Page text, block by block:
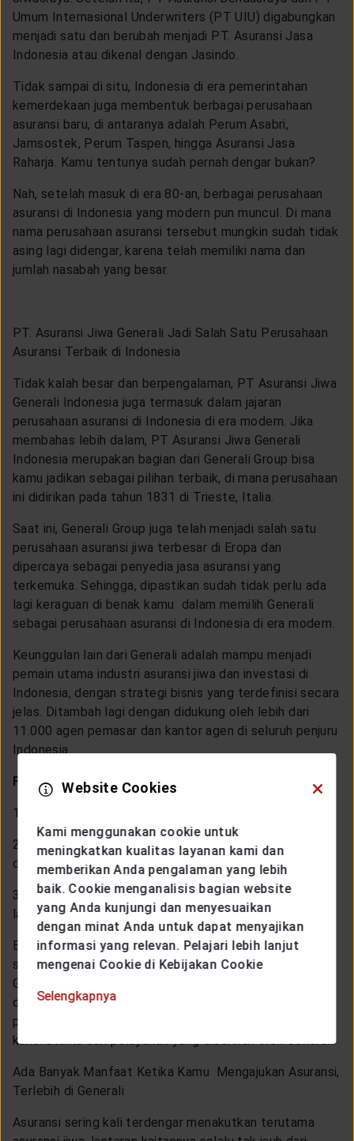
Umum Internasional Underwriters (PT UIU) digabungkan
menjadi satu dan berubah menjadi PT. Asuransi Jasa
Indonesia atau dikenal dengan Jasindo.
Tidak sampai di situ, Indonesia di era pemerintahan
kemerdekaan juga membentuk berbagai perusahaan
asuransi baru, di antaranya adalah Perum Asabri,
Jamsostek, Perum Taspen, hingga Asuransi Jasa
Raharja. Kamu tentunya sudah pernah dengar bukan?
Nah, setelah masuk di era 80-an, berbagai perusahaan
asuransi di Indonesia yang modern pun muncul. Di mana
nama perusahaan asuransi tersebut mungkin sudah tidak
asing lagi didengar, karena telah memiliki nama dan
jumlah nasabah yang besar.
PT. Asuransi Jiwa Generali Jadi Salah Satu Perusahaan
Asuransi Terbaik di Indonesia
Tidak kalah besar dan berpengalaman, PT Asuransi Jiwa
Generali Indonesia juga termasuk dalam jajaran
perusahaan asuransi di Indonesia di era modern. Jika
membahas lebih dalam, PT Asuransi Jiwa Generali
Indonesia merupakan bagian dari Generali Group bisa
kamu jadikan sebagai pilihan terbaik, di mana perusahaan
ini didirikan pada tahun 1831 di Trieste, Italia.
Saat ini, Generali Group juga telah menjadi salah satu
perusahaan asuransi jiwa terbesar di Eropa dan
dipercaya sebagai penyedia jasa asuransi yang
terkemuka. Sehingga, dipastikan sudah tidak perlu ada
lagi keraguan di benak kamu dalam memilih Generali
sebagai perusahaan asuransi di Indonesia di era modern.
Keunggulan lain dari Generali adalah mampu menjadi
pemain utama industri asuransi jiwa dan investasi di
Indonesia, dengan strategi bisnis yang terdefinisi secara
jelas. Ditambah lagi dengan didukung oleh lebih dari
11.000 agen pemasar dan kantor agen di seluruh penjuru
Indonesia.
Fokus Utama Generali
1. Pengelolaan jalur multi distribusi
2. Pembangunan kemitraan yang berjangka panjang
dengan lembaga keuangan dan distribusi umum
3. Penyediaan produk-produk inovatif superior dan
layanan yang bernilai tambah kepada pelanggan
Berbicara mengenai produk-produk yang inovatif,
sebagai perusahaan asuransi terbaik di Indonesia,
Generali memiliki berbagai macam pilihan produk yang
dapat disesuaikan dengan kebutuhan finansial para
pelanggan. Kemudahan pelanggan pun telah menjadi
kunci utama dari pelayanan yang diberikan oleh Generali.
Ada Banyak Manfaat Ketika Kamu Mengajukan Asuransi,
Terlebih di Generali
Asuransi sering kali terdengar menakutkan terutama
Website Cookies
Kami menggunakan cookie untuk
meningkatkan kualitas layanan kami dan
memberikan Anda pengalaman yang lebih
baik. Cookie menganalisis bagian website
yang Anda kunjungi dan menyesuaikan
dengan minat Anda untuk dapat menyajikan
informasi yang relevan. Pelajari lebih lanjut
mengenai Cookie di Kebijakan Cookie
Selengkapnya